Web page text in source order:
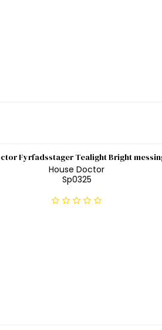
Fyrfadsstager Tealight Bright
House Doctor
Sp0325